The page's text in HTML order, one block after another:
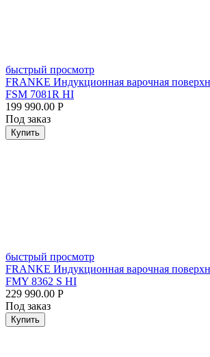
быстрый просмотр
FRANKE Индукционная варочная
FSM 7081R HI
199 990.00 Р
Под заказ
Купить
быстрый просмотр
FRANKE Индукционная варочная
FMY 8362 S HI
229 990.00 Р
Под заказ
Купить